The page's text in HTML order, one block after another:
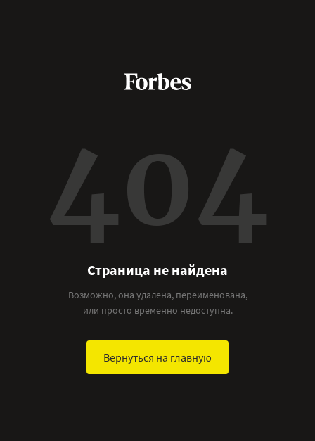
404
Страница не найдена
Возможно, она удалена, переименована,
или просто временно недоступна.
Вернуться на главную